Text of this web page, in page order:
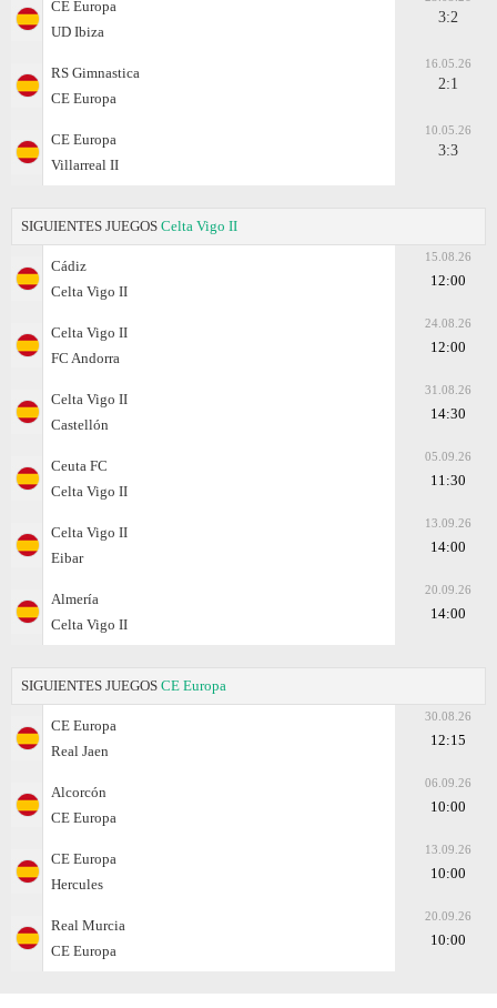
CE Europa
UD Ibiza
3:2
RS Gimnastica
CE Europa
16.05.26
2:1
CE Europa
Villarreal II
10.05.26
3:3
SIGUIENTES JUEGOS Celta Vigo II
Cádiz
Celta Vigo II
15.08.26
12:00
Celta Vigo II
FC Andorra
24.08.26
12:00
Celta Vigo II
Castellón
31.08.26
14:30
Ceuta FC
Celta Vigo II
05.09.26
11:30
Celta Vigo II
Eibar
13.09.26
14:00
Almería
Celta Vigo II
20.09.26
14:00
SIGUIENTES JUEGOS CE Europa
CE Europa
Real Jaen
30.08.26
12:15
Alcorcón
CE Europa
06.09.26
10:00
CE Europa
Hercules
13.09.26
10:00
Real Murcia
CE Europa
20.09.26
10:00